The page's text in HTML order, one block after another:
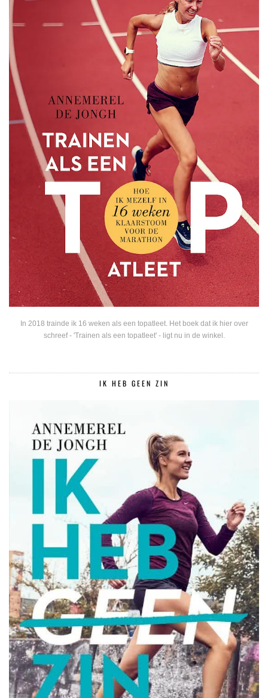
In 2018 trainde ik 16 weken als een topatleet. Het boek dat ik hier over
schreef - 'Trainen als een topatleet' - ligt nu in de winkel.
IK HEB GEEN ZIN